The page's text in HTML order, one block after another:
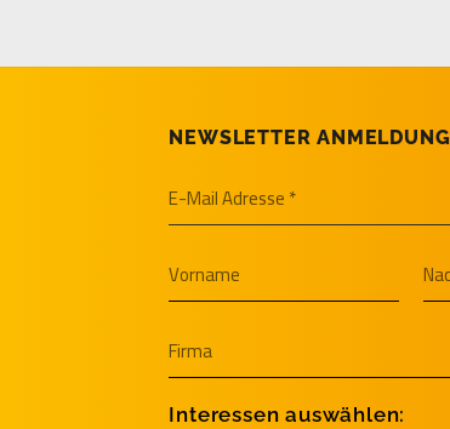
NEWSLETTER ANMELDUNG
Interessen auswählen: